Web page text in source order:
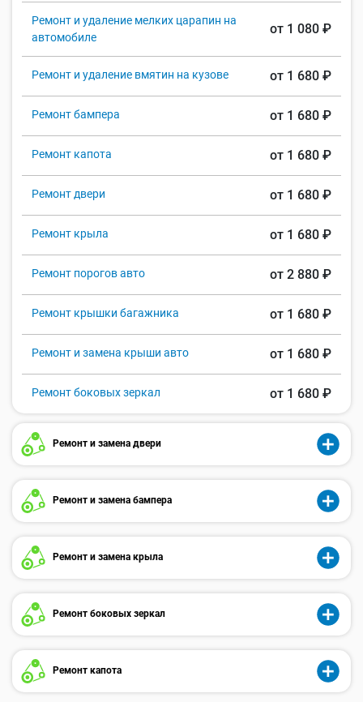
Ремонт и удаление мелких царапин на
автомобиле
от 1 080 ₽
Ремонт и удаление вмятин на кузове от 1 680 ₽
Ремонт бампера от 1 680 ₽
Ремонт капота от 1 680 ₽
Ремонт двери от 1 680 ₽
Ремонт крыла от 1 680 ₽
Ремонт порогов авто от 2 880 ₽
Ремонт крышки багажника от 1 680 ₽
Ремонт и замена крыши авто от 1 680 ₽
Ремонт боковых зеркал от 1 680 ₽
Ремонт и замена двери
Ремонт и замена бампера
Ремонт и замена крыла
Ремонт боковых зеркал
Ремонт капота